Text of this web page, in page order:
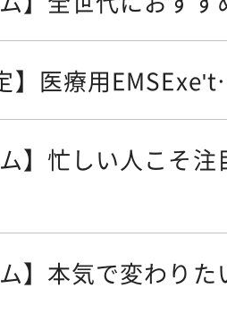
】医療用
ム】忙しい人こそ
ム】本気で変わり